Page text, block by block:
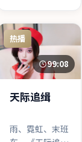
热播
99:08
天际追缉
雨、霓虹、末班